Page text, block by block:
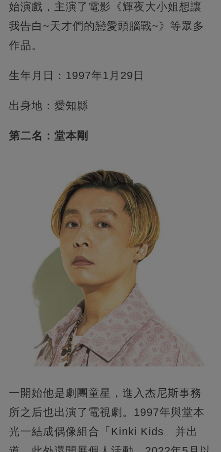
始演戲，主演了電影《輝夜大小姐想讓
我告白~天才們的戀愛頭腦戰~》等眾多
作品。
生年月日：1997年1月29日
出身地：愛知縣
第二名：堂本剛
一開始他是劇團童星，進入杰尼斯事務
所之后也出演了電視劇。1997年與堂本
光一結成偶像組合「Kinki Kids」并出